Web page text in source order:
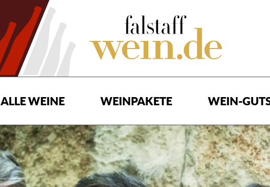
ALLE WEINE WEINPAKETE WEIN-